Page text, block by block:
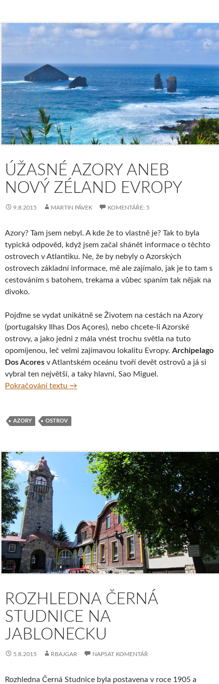
ÚŽASNÉ AZORY ANEB
NOVÝ ZÉLAND EVROPY
9.8.2015 MARTIN PÁVEK KOMENTÁŘE: 5
Azory? Tam jsem nebyl. A kde že to vlastně je? Tak to byla
typická odpověd, když jsem začal shánět informace o těchto
ostrovech v Atlantiku. Ne, že by nebyly o Azorských
ostrovech základní informace, mě ale zajímalo, jak je to tam s
cestováním s batohem, trekama a vůbec spaním tak nějak na
divoko.
Pojďme se vydat unikátně se Životem na cestách na Azory
(portugalsky Ilhas Dos Açores), nebo chcete-li Azorské
ostrovy, a jako jedni z mála vnést trochu světla na tuto
opomíjenou, leč velmi zajímavou lokalitu Evropy. Archipelago
Dos Acores v Atlantském oceánu tvoří devět ostrovů a já si
vybral ten největší, a taky hlavní, Sao Miguel.
Pokračování textu Úžasné Azory aneb Nový Zéland Evropy
→
AZORY OSTROV
ROZHLEDNA ČERNÁ
STUDNICE NA
JABLONECKU
5.8.2015 RBAJGAR NAPSAT KOMENTÁŘ
Rozhledna Černá Studnice byla postavena v roce 1905 a